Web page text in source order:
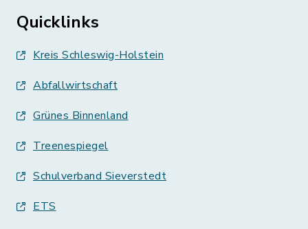
Quicklinks
Kreis Schleswig-Holstein
Abfallwirtschaft
Grünes Binnenland
Treenespiegel
Schulverband Sieverstedt
ETS